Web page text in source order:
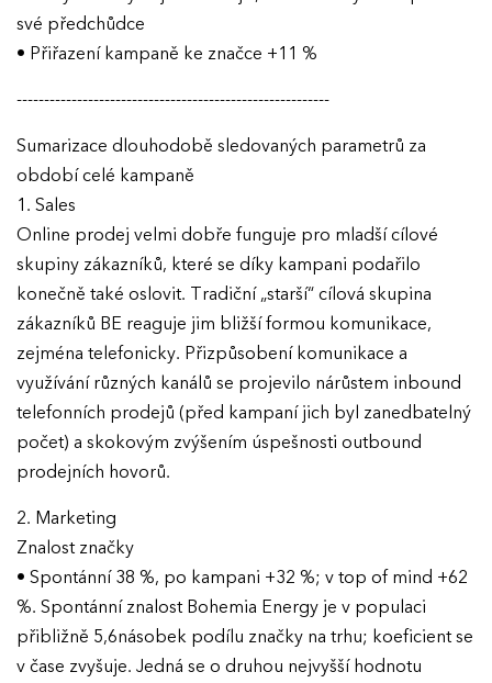
své předchůdce
• Přiřazení kampaně ke značce +11 %
---------------------------------------------------------
Sumarizace dlouhodobě sledovaných parametrů za
období celé kampaně
1. Sales
Online prodej velmi dobře funguje pro mladší cílové
skupiny zákazníků, které se díky kampani podařilo
konečně také oslovit. Tradiční „starší“ cílová skupina
zákazníků BE reaguje jim bližší formou komunikace,
zejména telefonicky. Přizpůsobení komunikace a
využívání různých kanálů se projevilo nárůstem inbound
telefonních prodejů (před kampaní jich byl zanedbatelný
počet) a skokovým zvýšením úspešnosti outbound
prodejních hovorů.
2. Marketing
Znalost značky
• Spontánní 38 %, po kampani +32 %; v top of mind +62
%. Spontánní znalost Bohemia Energy je v populaci
přibližně 5,6násobek podílu značky na trhu; koeficient se
v čase zvyšuje. Jedná se o druhou nejvyšší hodnotu